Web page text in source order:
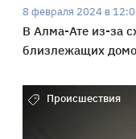
8 февраля 2024 в
В Алма-Ате из-за
близлежащих
Происшествия